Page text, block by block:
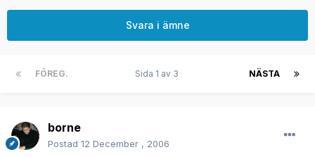
Svara i ämne
FÖREG. NÄSTA
Sida 1 av 3
borne
Postad 12 December , 2006